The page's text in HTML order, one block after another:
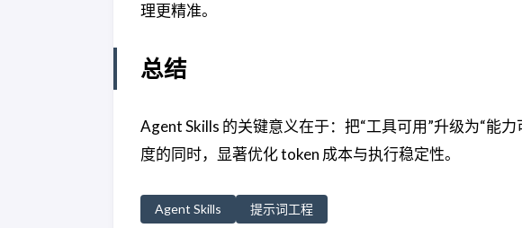
理更精准。
总结
Agent Skills 的关键意义在于：把“工具可用”升级为“能
度的同时，显著优化 token 成本与执行稳定性。
Agent Skills 提示词工程